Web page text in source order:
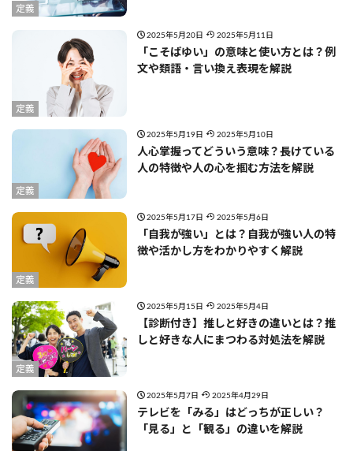
定義
定義
2025年5月20日 2025年5月11日
「こそばゆい」の意味と使い方とは？例
文や類語・言い換え表現を解説
定義
2025年5月19日 2025年5月10日
人心掌握ってどういう意味？長けている
人の特徴や人の心を掴む方法を解説
定義
2025年5月17日 2025年5月6日
「自我が強い」とは？自我が強い人の特
徴や活かし方をわかりやすく解説
定義
2025年5月15日 2025年5月4日
【診断付き】推しと好きの違いとは？推
しと好きな人にまつわる対処法を解説
2025年5月7日 2025年4月29日
テレビを「みる」はどっちが正しい？
「見る」と「観る」の違いを解説